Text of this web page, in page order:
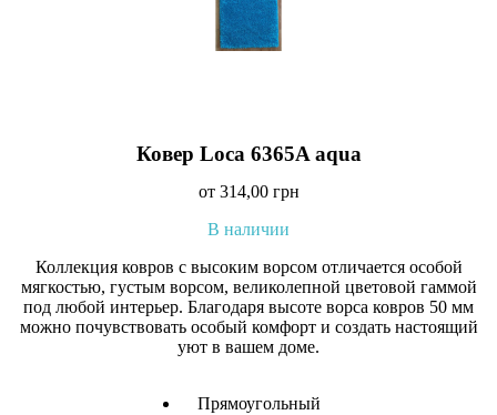
Ковер Loca 6365A aqua
от 314,00 грн
В наличии
Коллекция ковров с высоким ворсом отличается особой
мягкостью, густым ворсом, великолепной цветовой гаммой
под любой интерьер. Благодаря высоте ворса ковров 50 мм
можно почувствовать особый комфорт и создать настоящий
уют в вашем доме.
Прямоугольный